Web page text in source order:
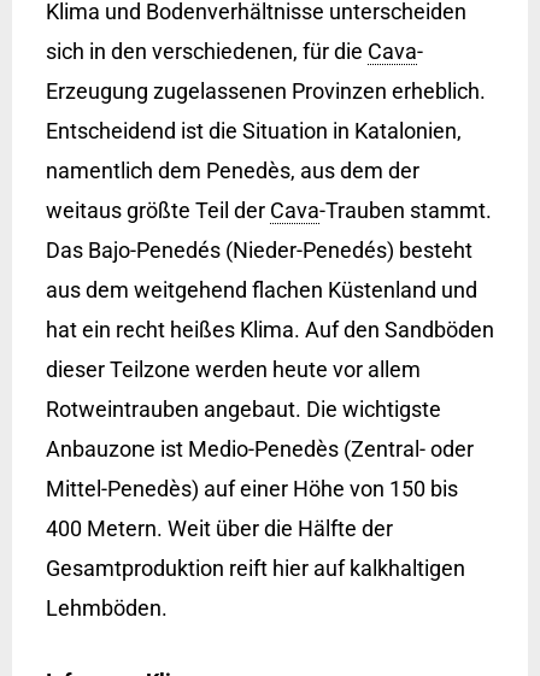
Klima und Bodenverhältnisse unterscheiden
sich in den verschiedenen, für die Cava-
Erzeugung zugelassenen Provinzen erheblich.
Entscheidend ist die Situation in Katalonien,
namentlich dem Penedès, aus dem der
weitaus größte Teil der Cava-Trauben stammt.
Das Bajo-Penedés (Nieder-Penedés) besteht
aus dem weitgehend flachen Küstenland und
hat ein recht heißes Klima. Auf den Sandböden
dieser Teilzone werden heute vor allem
Rotweintrauben angebaut. Die wichtigste
Anbauzone ist Medio-Penedès (Zentral- oder
Mittel-Penedès) auf einer Höhe von 150 bis
400 Metern. Weit über die Hälfte der
Gesamtproduktion reift hier auf kalkhaltigen
Lehmböden.